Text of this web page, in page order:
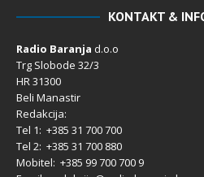
KONTAKT &
Radio Baranja d.o.o
Trg Slobode 32/3
HR 31300
Beli Manastir
Redakcija:
Tel 1: +385 31 700 700
Tel 2: +385 31 700 880
Mobitel: +385 99 700 700 9